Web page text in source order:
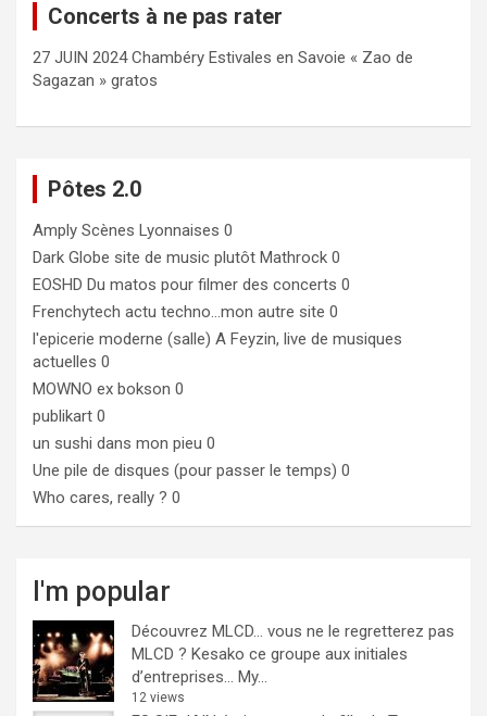
Concerts à ne pas rater
27 JUIN 2024 Chambéry Estivales en Savoie « Zao de
Sagazan » gratos
Pôtes 2.0
Amply Scènes Lyonnaises 0
Dark Globe site de music plutôt Mathrock 0
EOSHD Du matos pour filmer des concerts 0
Frenchytech actu techno…mon autre site 0
l'epicerie moderne (salle) A Feyzin, live de musiques
actuelles 0
MOWNO ex bokson 0
publikart 0
un sushi dans mon pieu 0
Une pile de disques (pour passer le temps) 0
Who cares, really ? 0
I'm popular
Découvrez MLCD… vous ne le regretterez pas
MLCD ? Kesako ce groupe aux initiales
d’entreprises… My...
12 views